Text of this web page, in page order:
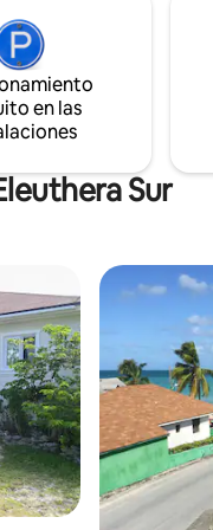
pocos
magníficos
kilómetros
en las
Sur